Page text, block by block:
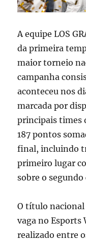
A equipe LOS
da primeira
maior torneio
campanha
aconteceu nos
marcada por
principais times
187 pontos
final, incluindo
primeiro lugar
sobre o segundo
O título nacional
vaga no Esports
realizado entre